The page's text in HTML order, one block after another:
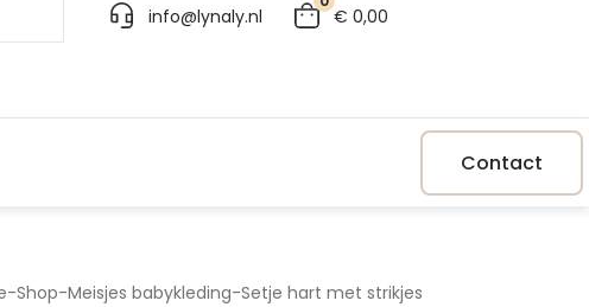
info@lynaly.nl € 0,00
Contact
-Shop-Meisjes babykleding-Setje hart met strikjes